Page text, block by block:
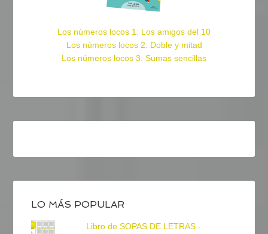
Los números locos 1: Los amigos del 10
Los números locos 2: Doble y mitad
Los números locos 3: Sumas sencillas
LO MÁS POPULAR
Libro de SOPAS DE LETRAS -